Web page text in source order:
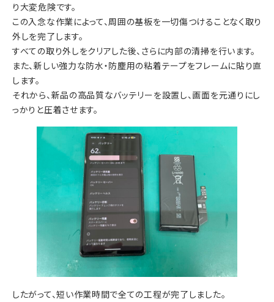
り大変危険です。
この入念な作業によって、周囲の基板を一切傷つけることなく取り
外しを完了します。
すべての取り外しをクリアした後、さらに内部の清掃を行います。
また、新しい強力な防水・防塵用の粘着テープをフレームに貼り直
します。
それから、新品の高品質なバッテリーを設置し、画面を元通りにし
っかりと圧着させます。
したがって、短い作業時間で全ての工程が完了しました。